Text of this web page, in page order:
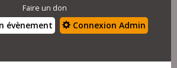
Faire un don
évènement Connexion Admin